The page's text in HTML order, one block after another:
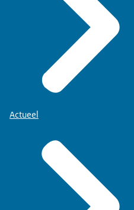
Actueel